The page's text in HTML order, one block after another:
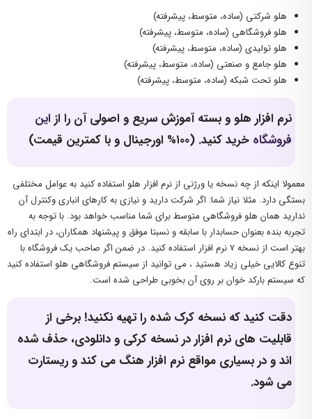
هلو شرکتی (ساده، متوسط، پیشرفته)
هلو فروشگاهی (ساده، متوسط، پیشرفته)
هلو تولیدی (ساده، متوسط، پیشرفته)
هلو جامع و صنعتی (ساده، متوسط، پیشرفته)
هلو تحت شبکه (ساده، متوسط، پیشرفته)
نرم افزار هلو و بسته آموزش سریع و اصولی آن را از این
فروشگاه خرید کنید. (۱۰۰% اورجینال و با کمترین قیمت)
معمولا اینکه از چه نسخه یا ورژنی از نرم افزار هلو استفاده کنید به عوامل مختلفی
بستگی دارد. مثلا نیاز شما: اگر شرکت دارید و نیازی به کارهای انباری وکنترل آن
ندارید همان هلو فروشگاهی متوسط برای شما مناسب خواهد بود. با توجه به
تجربه بنده بعنوان حسابدار با سابقه و نسبتا موفق و پیشنهاد همکاران، در ابتدای راه
بهتر است از نسخه ۷ نرم افزار استفاده کنید. در ضمن اگر صاحب یک فروشگاه با
تنوع کالایی خیلی زیاد هستید ، می توانید از سیستم فروشگاهی هلو استفاده کنید
که سیستم بارکد خوان بر روی آن بخوبی طراحی شده است.
دقت کنید که نسخه کرک شده را تهیه نکنید! برخی از
قابلیت های نرم افزار در نسخه کرکی و دانلودی، حذف شده
اند و در بسیاری مواقع نرم افزار هنگ می کند و ریستارت
می شود.